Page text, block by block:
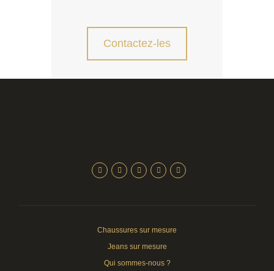
Contactez-les
Chaussures sur mesure
Jeans sur mesure
Qui sommes-nous ?